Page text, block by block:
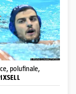
polufinale,